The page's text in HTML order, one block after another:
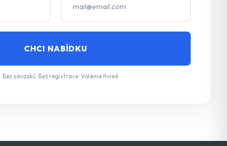
CHCI NABÍDKU
Bez závazků · Bez registrace · Voláme ihned